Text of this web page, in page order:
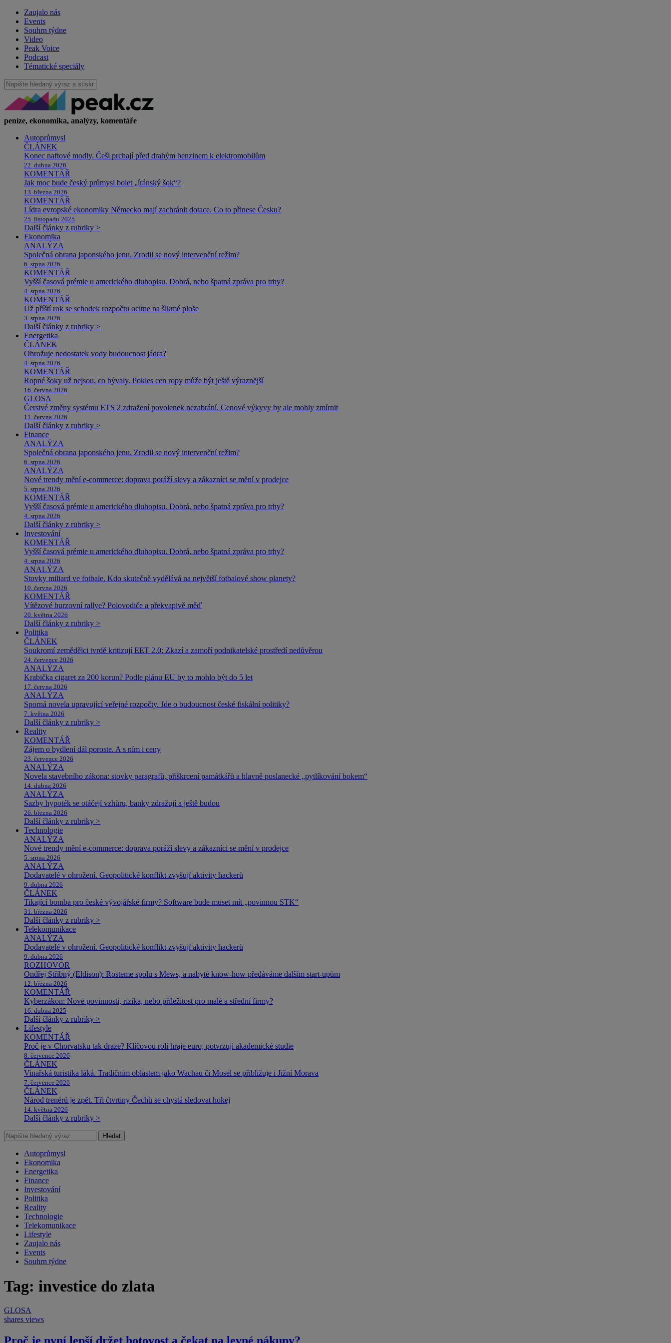
Zaujalo nás
Events
Souhrn týdne
Video
Peak Voice
Podcast
Tématické speciály
peníze, ekonomika, analýzy, komentáře
Autoprůmysl
ČLÁNEK
Konec naftové modly. Češi prchají před drahým benzinem k elektromobilům
22. dubna 2026
KOMENTÁŘ
Jak moc bude český průmysl bolet „íránský šok“?
13. března 2026
KOMENTÁŘ
Lídra evropské ekonomiky Německo mají zachránit dotace. Co to přinese Česku?
25. listopadu 2025
Další články z rubriky >
Ekonomika
ANALÝZA
Společná obrana japonského jenu. Zrodil se nový intervenční režim?
6. srpna 2026
KOMENTÁŘ
Vyšší časová prémie u amerického dluhopisu. Dobrá, nebo špatná zpráva pro trhy?
4. srpna 2026
KOMENTÁŘ
Už příští rok se schodek rozpočtu ocitne na šikmé ploše
3. srpna 2026
Další články z rubriky >
Energetika
ČLÁNEK
Ohrožuje nedostatek vody budoucnost jádra?
4. srpna 2026
KOMENTÁŘ
Ropné šoky už nejsou, co bývaly. Pokles cen ropy může být ještě výraznější
16. června 2026
GLOSA
Čerstvé změny systému ETS 2 zdražení povolenek nezabrání. Cenové výkyvy by ale mohly zmírnit
11. června 2026
Další články z rubriky >
Finance
ANALÝZA
Společná obrana japonského jenu. Zrodil se nový intervenční režim?
6. srpna 2026
ANALÝZA
Nové trendy mění e-commerce: doprava poráží slevy a zákazníci se mění v prodejce
5. srpna 2026
KOMENTÁŘ
Vyšší časová prémie u amerického dluhopisu. Dobrá, nebo špatná zpráva pro trhy?
4. srpna 2026
Další články z rubriky >
Investování
KOMENTÁŘ
Vyšší časová prémie u amerického dluhopisu. Dobrá, nebo špatná zpráva pro trhy?
4. srpna 2026
ANALÝZA
Stovky miliard ve fotbale. Kdo skutečně vydělává na největší fotbalové show planety?
10. června 2026
KOMENTÁŘ
Vítězové burzovní rallye? Polovodiče a překvapivě měď
20. května 2026
Další články z rubriky >
Politika
ČLÁNEK
Soukromí zemědělci tvrdě kritizují EET 2.0: Zkazí a zamoří podnikatelské prostředí nedůvěrou
24. července 2026
ANALÝZA
Krabička cigaret za 200 korun? Podle plánu EU by to mohlo být do 5 let
17. června 2026
ANALÝZA
Sporná novela upravující veřejné rozpočty. Jde o budoucnost české fiskální politiky?
7. května 2026
Další články z rubriky >
Reality
KOMENTÁŘ
Zájem o bydlení dál poroste. A s ním i ceny
23. července 2026
ANALÝZA
Novela stavebního zákona: stovky paragrafů, přiškrcení památkářů a hlavně poslanecké „pytlíkování bokem“
14. dubna 2026
ANALÝZA
Sazby hypoték se otáčejí vzhůru, banky zdražují a ještě budou
26. března 2026
Další články z rubriky >
Technologie
ANALÝZA
Nové trendy mění e-commerce: doprava poráží slevy a zákazníci se mění v prodejce
5. srpna 2026
ANALÝZA
Dodavatelé v ohrožení. Geopolitické konflikt zvyšují aktivity hackerů
9. dubna 2026
ČLÁNEK
Tikající bomba pro české vývojářské firmy? Software bude muset mít „povinnou STK“
31. března 2026
Další články z rubriky >
Telekomunikace
ANALÝZA
Dodavatelé v ohrožení. Geopolitické konflikt zvyšují aktivity hackerů
9. dubna 2026
ROZHOVOR
Ondřej Stříbný (Eldison): Rosteme spolu s Mews, a nabyté know-how předáváme dalším start-upům
12. března 2026
KOMENTÁŘ
Kyberzákon: Nové povinnosti, rizika, nebo příležitost pro malé a střední firmy?
16. dubna 2025
Další články z rubriky >
Lifestyle
KOMENTÁŘ
Proč je v Chorvatsku tak draze? Klíčovou roli hraje euro, potvrzují akademické studie
8. července 2026
ČLÁNEK
Vinařská turistika láká. Tradičním oblastem jako Wachau či Mosel se přibližuje i Jižní Morava
7. července 2026
ČLÁNEK
Národ trenérů je zpět. Tři čtvrtiny Čechů se chystá sledovat hokej
14. května 2026
Další články z rubriky >
Hledat
Autoprůmysl
Ekonomika
Energetika
Finance
Investování
Politika
Reality
Technologie
Telekomunikace
Lifestyle
Zaujalo nás
Events
Souhrn týdne
Tag: investice do zlata
GLOSA
shares views